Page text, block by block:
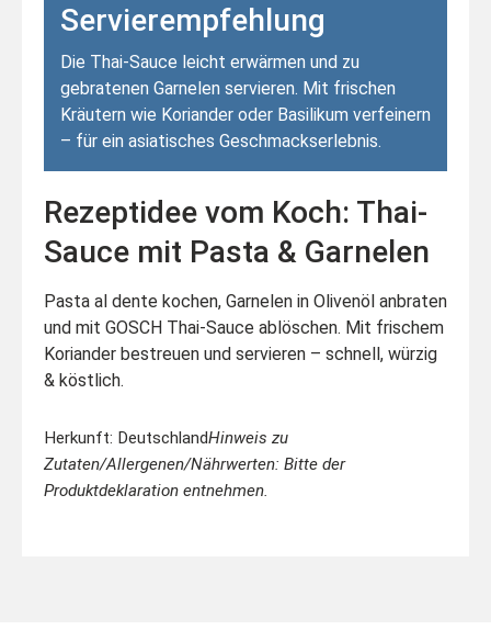
Servierempfehlung
Die Thai-Sauce leicht erwärmen und zu
gebratenen Garnelen servieren. Mit frischen
Kräutern wie Koriander oder Basilikum verfeinern
– für ein asiatisches Geschmackserlebnis.
Rezeptidee vom Koch: Thai-
Sauce mit Pasta & Garnelen
Pasta al dente kochen, Garnelen in Olivenöl anbraten
und mit GOSCH Thai-Sauce ablöschen. Mit frischem
Koriander bestreuen und servieren – schnell, würzig
& köstlich.
Herkunft: DeutschlandHinweis zu
Zutaten/Allergenen/Nährwerten: Bitte der
Produktdeklaration entnehmen.